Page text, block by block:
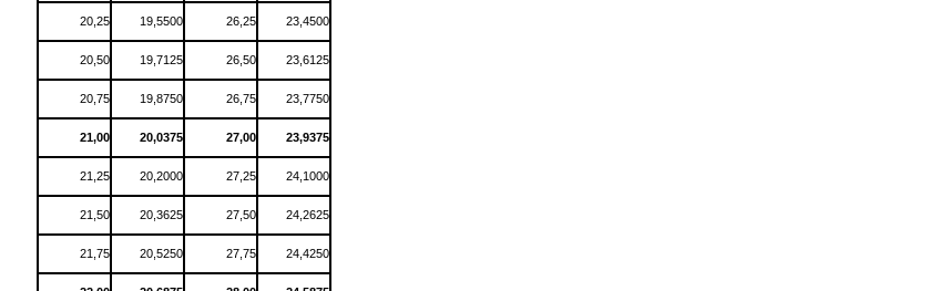
20,25 19,5500 26,25 23,4500
20,50 19,7125 26,50 23,6125
20,75 19,8750 26,75 23,7750
21,00 20,0375 27,00 23,9375
21,25 20,2000 27,25 24,1000
21,50 20,3625 27,50 24,2625
21,75 20,5250 27,75 24,4250